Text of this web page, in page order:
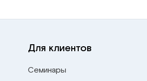
Для клиентов
Семинары